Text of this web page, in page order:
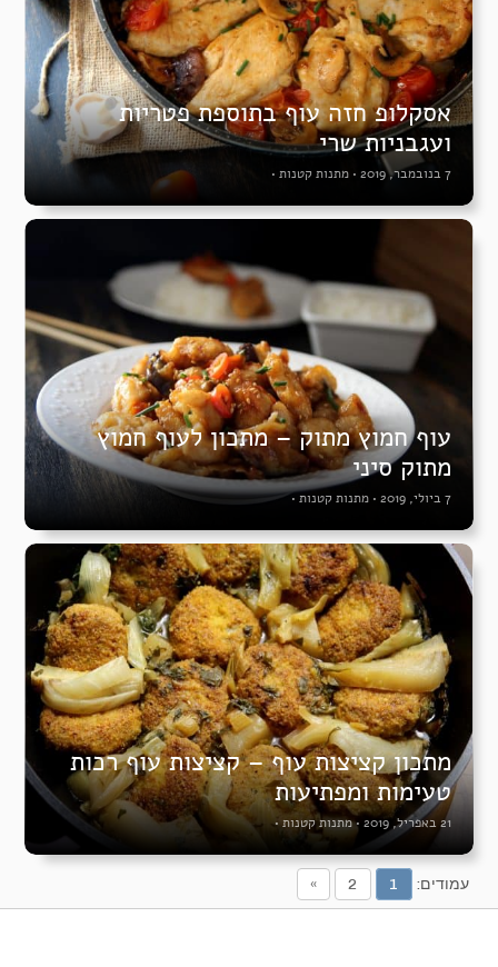
אסקלופ חזה עוף בתוספת פטריות
ועגבניות שרי
7 בנובמבר, 2019 • מתנות קטנות •
עוף חמוץ מתוק – מתכון לעוף חמוץ
מתוק סיני
7 ביולי, 2019 • מתנות קטנות•
מתכון קציצות עוף – קציצות עוף רכות
טעימות ומפתיעות
21 באפריל, 2019 •מתנות קטנות •
עמודים: 1
2
»